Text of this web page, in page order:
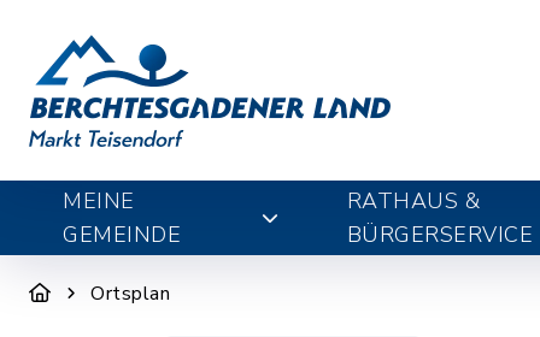
MEINE
GEMEINDE
RATHAUS &
BÜRGERSERVICE
Ortsplan